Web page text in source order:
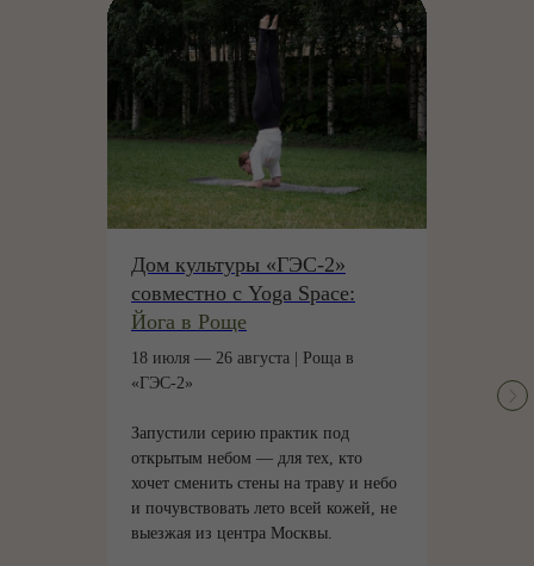
Дом культуры «ГЭС-2»
совместно с Yoga Space:
Йога в Роще
18 июля — 26 августа | Роща в
«ГЭС-2»
Запустили серию практик под
открытым небом — для тех, кто
хочет сменить стены на траву и небо
и почувствовать лето всей кожей, не
выезжая из центра Москвы.